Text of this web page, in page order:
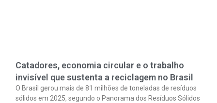
Catadores, economia circular e o trabalho
invisível que sustenta a reciclagem no Brasil
O Brasil gerou mais de 81 milhões de toneladas de resíduos
sólidos em 2025, segundo o Panorama dos Resíduos Sólidos